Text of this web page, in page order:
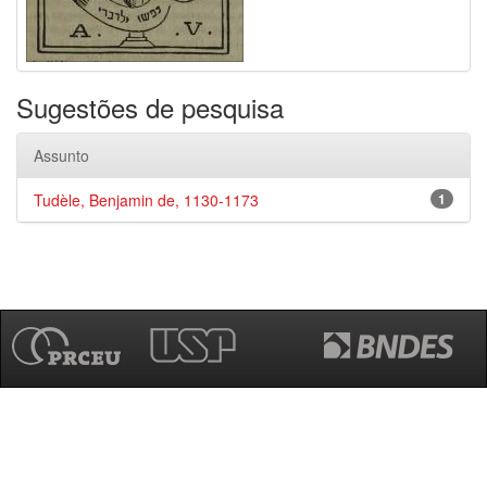
Sugestões de pesquisa
Assunto
1
Tudèle, Benjamin de, 1130-1173